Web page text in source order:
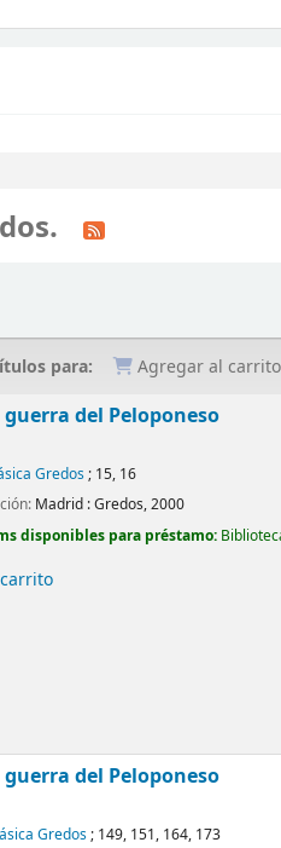
para: Agregar al carrito
del Peloponeso
Gredos; 15, 16
Madrid :Gredos,2000
disponibles para préstamo:
del Peloponeso
Gredos; 149, 151, 164, 173